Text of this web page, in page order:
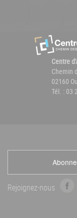
Centre
Chemin
02160
Tél. : 03
Rejoignez-nous